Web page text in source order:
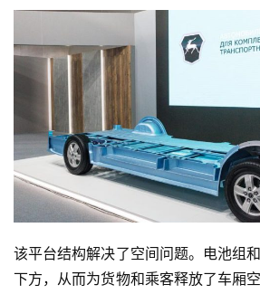
该平台结构解决了空间问题。电池组
下方，从而为货物和乘客释放了车厢